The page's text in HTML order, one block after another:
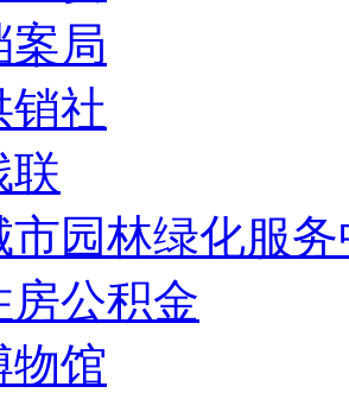
案局
销社
联
市园林绿化服
房公积金
物馆